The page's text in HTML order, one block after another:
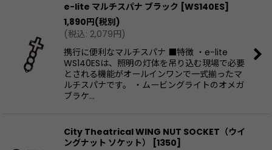
e-lite マルチスパナ ブラック [WS140ES]
1,890円(税別)
(税込: 2,079円)
携行に便利なマルチスパナ ■特徴 ・e-lite
WS140ESは、照明の灯体を吊り込む現場で必要
とされる機能がオールインワンで一式揃ったマ
ルチスパナです。 ・ムービングライトのオメガ
ブラケ…
City Theatrical WING NUT SOCKET（ウイ
ングナット ソケット）
[1350]